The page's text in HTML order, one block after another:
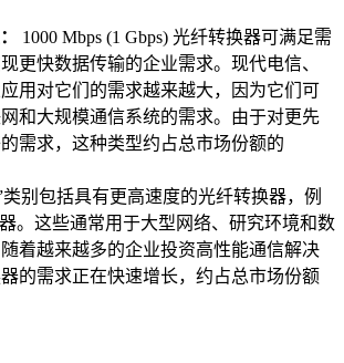
1000 Mbps (1 Gbps) 光纤转换器可满足需
更快数据传输的企业需求。现代电信、
用对它们的需求越来越大，因为它们可
和大规模通信系统的需求。由于对更先
需求，这种类型约占总市场份额的
类别包括具有更高速度的光纤转换器，例
。这些通常用于大型网络、研究环境和数
着越来越多的企业投资高性能通信解决
的需求正在快速增长，约占总市场份额